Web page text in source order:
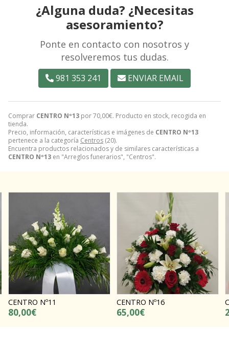
Comprar CENTRO Nº13 por70,00€. Producto en stock, recogida en
tienda.
Precio, información, características e imágenes de CENTRO Nº13
pertenece a la categoría Centros (20).
Encuentra productos relacionados y de similares características a
CENTRO Nº13 en "Arreglos funerarios", "Centros".
¿Alguna duda? ¿Necesitas
asesoramiento?
Ponte en contacto con nosotros y
resolveremos tus dudas.
981 353 241 ENVIAR EMAIL
CENTRO Nº16
65,00€
CENTRO Nº2
200,00€